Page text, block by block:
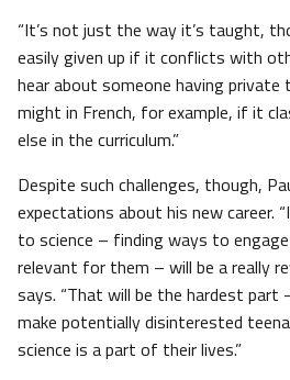
“It’s not just the way it’s taught,
easily given up if it conflicts with
hear about someone having
might in French, for example, if it
else in the curriculum.”
Despite such challenges, though,
expectations about his new career.
to science – finding ways to
relevant for them – will be a really
says. “That will be the hardest
make potentially disinterested
science is a part of their lives.”